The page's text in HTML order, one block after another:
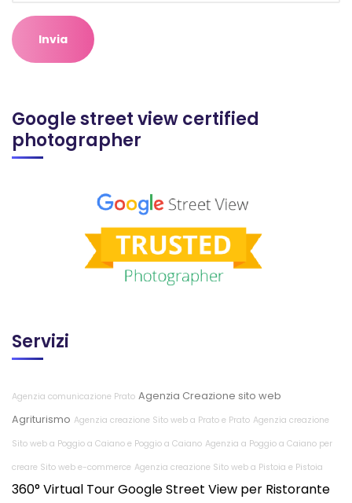
Google street view certified
photographer
Servizi
Agenzia comunicazione Prato Agenzia Creazione sito web
Agriturismo Agenzia creazione Sito web a Prato e Prato Agenzia creazione
Sito web a Poggio a Caiano e Poggio a Caiano Agenzia a Poggio a Caiano per
creare Sito web e-commerce Agenzia creazione Sito web a Pistoia e Pistoia
360° Virtual Tour Google Street View per Ristorante